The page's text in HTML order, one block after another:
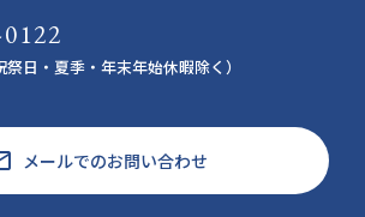
日・夏季・年末年始休暇除く）
メールでのお問い合わせ